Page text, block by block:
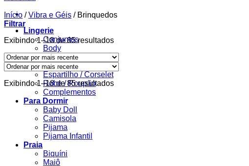
Lingerie
Conjuntos
Body
Calcinha
Sutiã
Espartilho / Corselet
Robe / Roupão
Complementos
Para Dormir
Baby Doll
Camisola
Pijama
Pijama Infantil
Praia
Biquíni
Maiô
Início / Vibra e Géis /Brinquedos
Filtrar
Exibindo 1–18 de 85 resultadosClassificado
mais
recente
Exibindo 1–18 de 85 resultadosClassificado